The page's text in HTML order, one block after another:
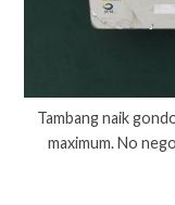
Tambang naik
maximum. No